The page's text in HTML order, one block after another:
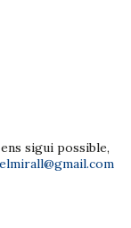
sigui possible,